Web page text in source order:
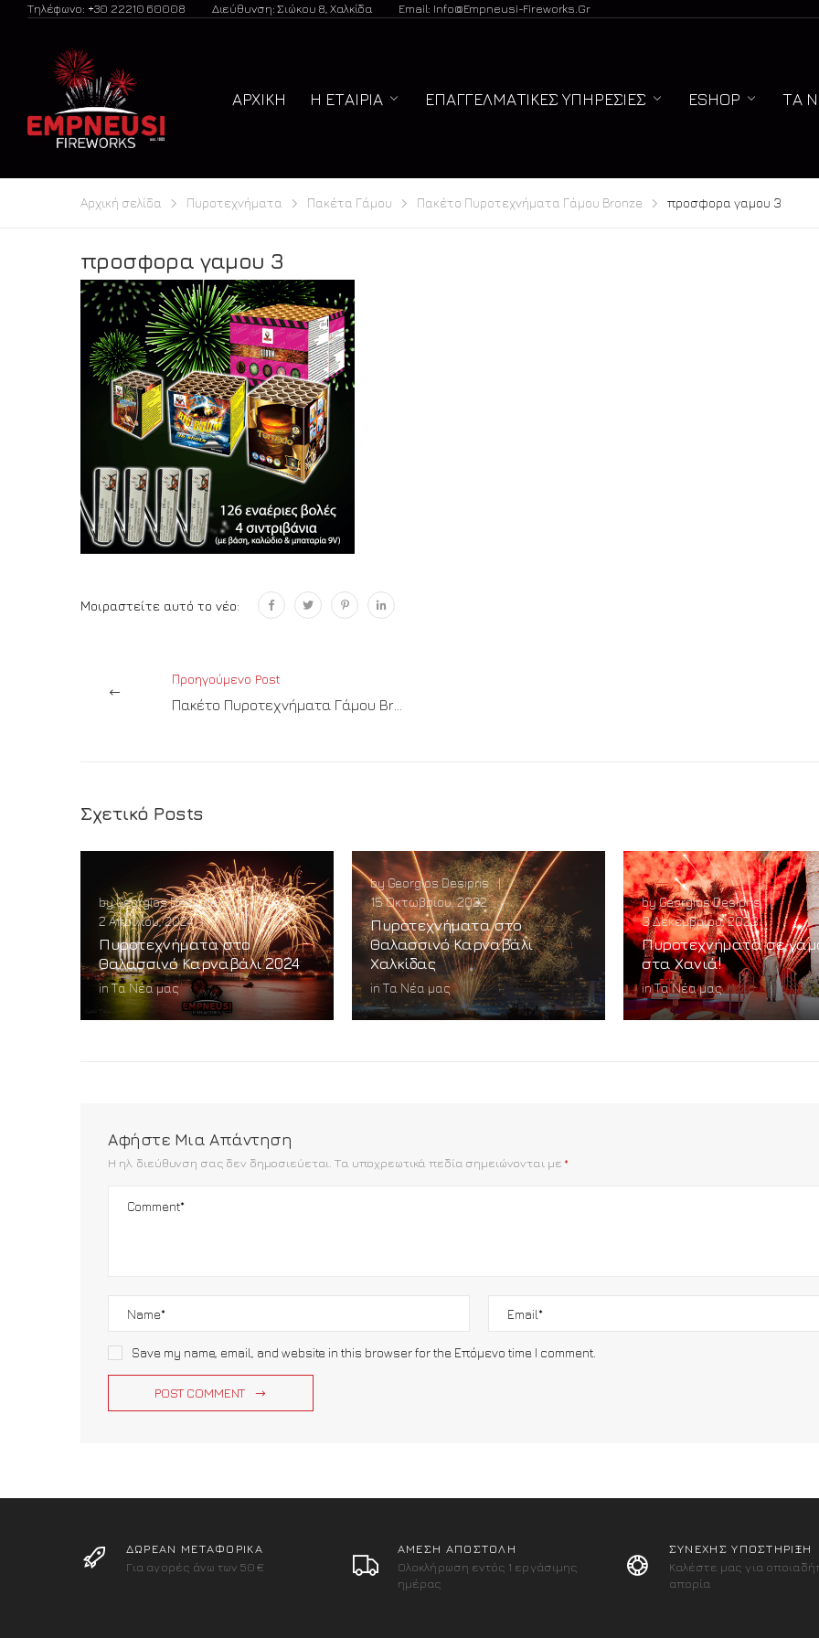
Τηλέφωνο: +30 22210 60008 Διεύθυνση: Σιώκου 8, Χαλκίδα Email: Info@empneusi-Fireworks.gr
ΑΡΧΙΚΉ Η ΕΤΑΙΡΊΑ ΕΠΑΓΓΕΛΜΑΤΙΚΈΣ ΥΠΗΡΕΣΊΕΣ ESHOP ΤΑ
Αρχική σελίδα Πυροτεχνήματα Πακέτα Γάμου Πακέτο Πυροτεχνήματα Γάμου Bronze προσφορα γαμου 3
προσφορα γαμου 3
Μοιραστείτε αυτό το νέο:
Προηγούμενο Post
Σχετικό Posts
byGeorgios Desipris |
2 Απριλίου, 2024
Πυροτεχνήματα στο
Θαλασσινό Καρναβάλι 2024
inΤα Νέα μας
byGeorgios Desipris |
15 Οκτωβρίου, 2022
Πυροτεχνήματα στο
Θαλασσινό Καρναβάλι
Χαλκίδας
inΤα Νέα μας
byGeorgios Desipris |
3 Δεκεμβρίου, 2023
Πυροτεχνήματα σε
στα Χανιά!
inΤα Νέα μας
Αφήστε Μια Απάντηση
Η ηλ. διεύθυνση σας δεν δημοσιεύεται. Τα υποχρεωτικά πεδία σημειώνονται με *
Save my name, email, and website in this browser for the Επόμενο time I comment.
POST COMMENT
ΔΩΡΕΑΝ ΜΕΤΑΦΟΡΙΚΑ
Για αγορές άνω των 50€
ΑΜΕΣΗ ΑΠΟΣΤΟΛΗ
Ολοκλήρωση εντός 1 εργάσιμης
ημέρας
ΣΥΝΕΧΗΣ ΥΠΟΣΤΗΡΙΞΗ
Καλέστε μας για
απορία